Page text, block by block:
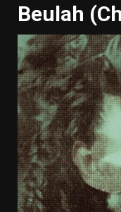
Beulah